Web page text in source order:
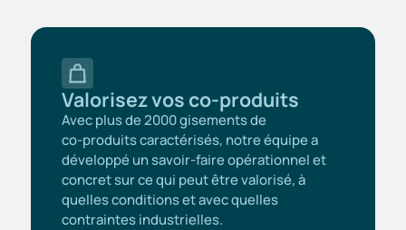
Valorisez vos co-produits
Avec plus de 2000 gisements de
co‑produits caractérisés, notre équipe a
développé un savoir‑faire opérationnel et
concret sur ce qui peut être valorisé, à
quelles conditions et avec quelles
contraintes industrielles.